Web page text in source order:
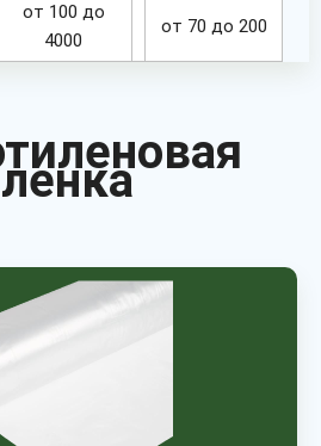
от 100 до
4000
от 70 до 200